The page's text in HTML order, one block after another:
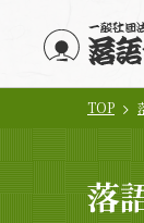
TOP
落